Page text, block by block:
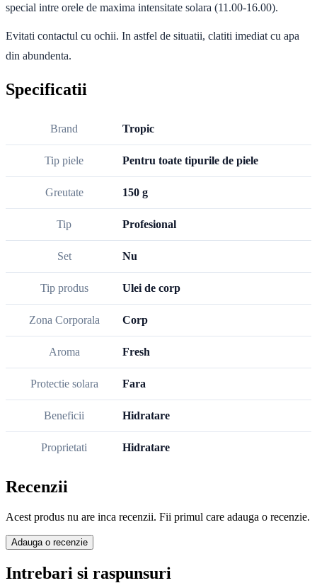
special intre orele de maxima intensitate solara (11.00-16.00).
Evitati contactul cu ochii. In astfel de situatii, clatiti imediat cu apa
din abundenta.
Specificatii
Brand Tropic
Tip piele Pentru toate tipurile de piele
Greutate 150 g
Tip Profesional
Set Nu
Tip produs Ulei de corp
Zona Corporala Corp
Aroma Fresh
Protectie solara Fara
Beneficii Hidratare
Proprietati Hidratare
Recenzii
Acest produs nu are inca recenzii. Fii primul care adauga o recenzie.
Adauga o recenzie
Intrebari si raspunsuri